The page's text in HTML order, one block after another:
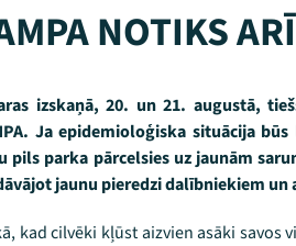
NOTIKS
izskaņā, 20. un 21. augustā,
Ja epidemioloģiska situācija
pils parka pārcelsies uz jaunām
jaunu pieredzi dalībniekiem
kad cilvēki kļūst aizvien asāki